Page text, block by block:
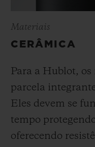
Materiais
CERÂMICA
Para a Hublot,
parcela
Eles devem se
tempo
oferecendo